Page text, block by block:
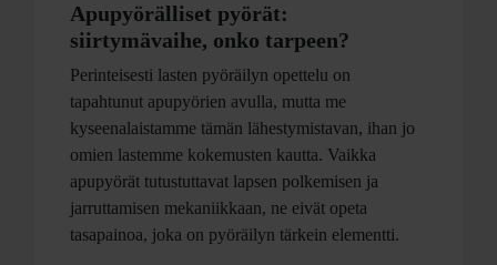
Apupyörälliset pyörät:
siirtymävaihe, onko tarpeen?
Perinteisesti lasten pyöräilyn opettelu on
tapahtunut apupyörien avulla, mutta me
kyseenalaistamme tämän lähestymistavan, ihan jo
omien lastemme kokemusten kautta. Vaikka
apupyörät tutustuttavat lapsen polkemisen ja
jarruttamisen mekaniikkaan, ne eivät opeta
tasapainoa, joka on pyöräilyn tärkein elementti.